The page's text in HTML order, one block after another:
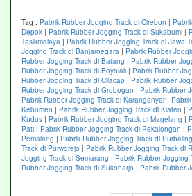
Tag : Pabrik Rubber Jogging Track di Cirebon |
Depok | Pabrik Rubber Jogging Track di Sukabumi |
Tasikmalaya | Pabrik Rubber Jogging Track di Jawa
Jogging Track di Banjarnegara | Pabrik Rubber
Rubber Jogging Track di Batang | Pabrik Rubber
Rubber Jogging Track di Boyolali | Pabrik Rubber
Rubber Jogging Track di Cilacap | Pabrik Rubber
Rubber Jogging Track di Grobogan | Pabrik Rubber
Pabrik Rubber Jogging Track di Karanganyar|
Kebumen | Pabrik Rubber Jogging Track di Klaten |
Kudus | Pabrik Rubber Jogging Track di Magelang |
Pati | Pabrik Rubber Jogging Track di Pekalongan |
Pemalang | Pabrik Rubber Jogging Track di
Track di Purworejo | Pabrik Rubber Jogging Track di
Jogging Track di Semarang | Pabrik Rubber Jogging
Rubber Jogging Track di Sukoharjo | Pabrik Rubber